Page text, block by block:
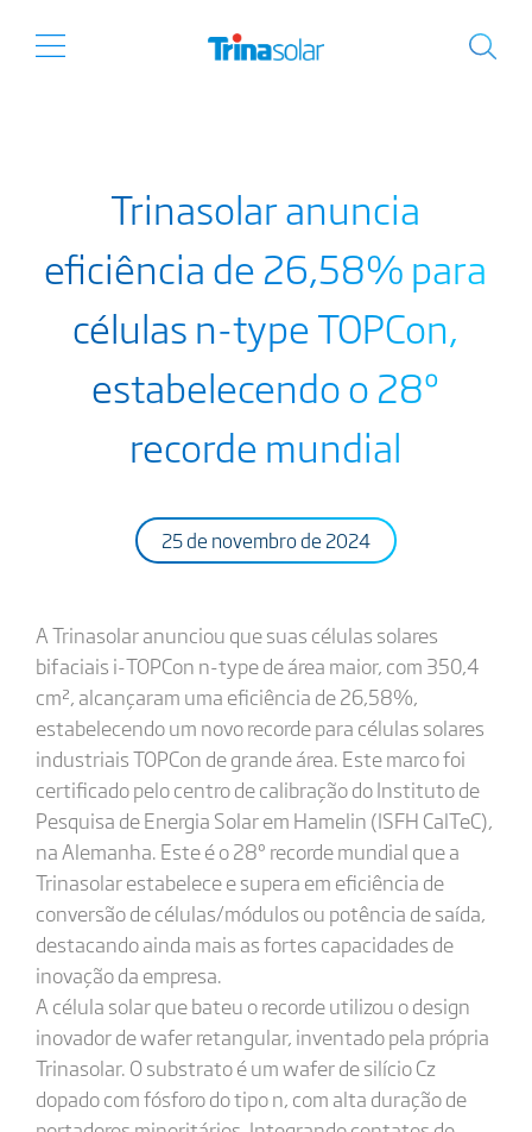
Trinasolar anuncia
eficiência de 26,58% para
células n-type TOPCon,
estabelecendo o 28º
recorde mundial
25 de novembro de 2024
A Trinasolar anunciou que suas células solares
bifaciais i-TOPCon n-type de área maior, com 350,4
cm², alcançaram uma eficiência de 26,58%,
estabelecendo um novo recorde para células solares
industriais TOPCon de grande área. Este marco foi
certificado pelo centro de calibração do Instituto de
Pesquisa de Energia Solar em Hamelin (ISFH CalTeC),
na Alemanha. Este é o 28º recorde mundial que a
Trinasolar estabelece e supera em eficiência de
conversão de células/módulos ou potência de saída,
destacando ainda mais as fortes capacidades de
inovação da empresa.
A célula solar que bateu o recorde utilizou o design
inovador de wafer retangular, inventado pela própria
Trinasolar. O substrato é um wafer de silício Cz
dopado com fósforo do tipo n, com alta duração de